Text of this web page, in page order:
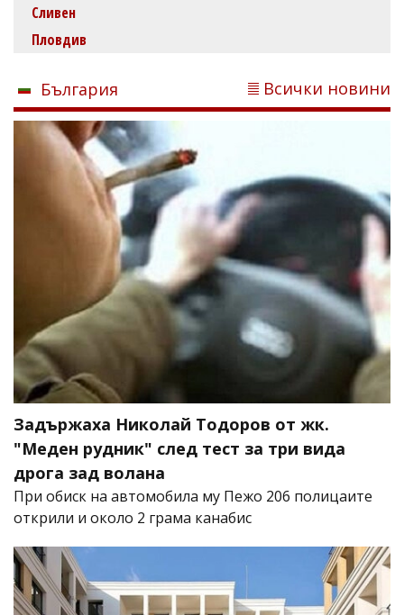
Сливен
Пловдив
България Всички новини
Задържаха Николай Тодоров от жк.
"Меден рудник" след тест за три вида
дрога зад волана
При обиск на автомобила му Пежо 206 полицаите
открили и около 2 грама канабис